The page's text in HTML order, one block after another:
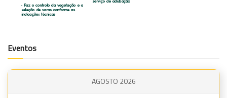
Eventos
AGOSTO 2026